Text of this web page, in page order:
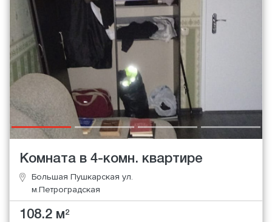
Комната в 4-комн. квартире
Большая Пушкарская ул.
м.Петроградская
108.2 м2